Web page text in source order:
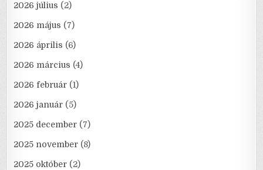
2026 július (2)
2026 május (7)
2026 április (6)
2026 március (4)
2026 február (1)
2026 január (5)
2025 december (7)
2025 november (8)
2025 október (2)